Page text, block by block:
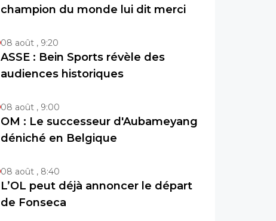
champion du monde lui dit merci
08 août , 9:20
ASSE : Bein Sports révèle des
audiences historiques
08 août , 9:00
OM : Le successeur d'Aubameyang
déniché en Belgique
08 août , 8:40
L’OL peut déjà annoncer le départ
de Fonseca